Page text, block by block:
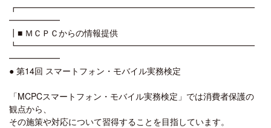
┏━━━━━━━━━━━━━━━━━━━━━━━━━━━━
━━━━━━
┃■ ＭＣＰＣからの情報提供
┗━━━━━━━━━━━━━━━━━━━━━━━━━━━━
━━━━━━
● 第14回 スマートフォン・モバイル実務検定
「MCPCスマートフォン・モバイル実務検定」では消費者保護の
観点から、
その施策や対応について習得することを目指しています。